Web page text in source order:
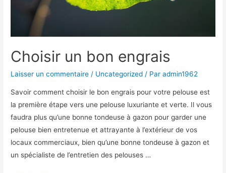
Choisir un bon engrais
Laisser un commentaire / Uncategorized / Paradmin1962
Savoir comment choisir le bon engrais pour votre pelouse est
la première étape vers une pelouse luxuriante et verte. Il vous
faudra plus qu’une bonne tondeuse à gazon pour garder une
pelouse bien entretenue et attrayante à l’extérieur de vos
locaux commerciaux, bien qu’une bonne tondeuse à gazon et
un spécialiste de l’entretien des pelouses …